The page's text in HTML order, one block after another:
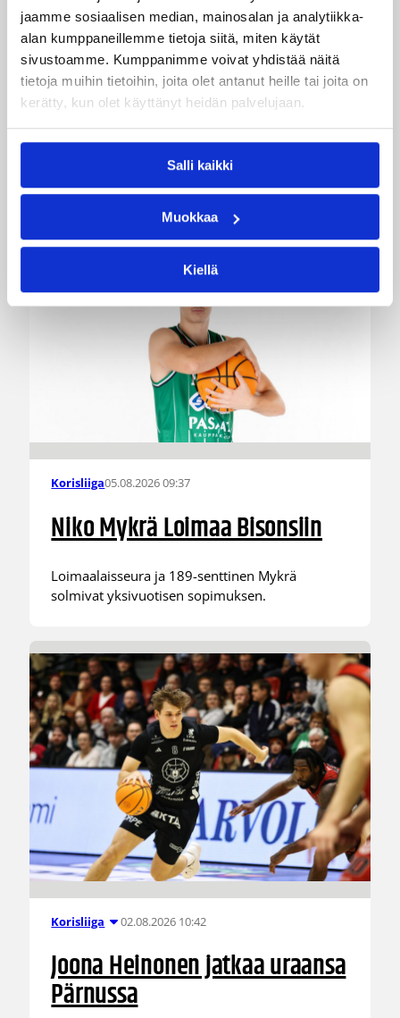
jaamme sosiaalisen median, mainosalan ja analytiikka-
alan kumppaneillemme tietoja siitä, miten käytät
sivustoamme. Kumppanimme voivat yhdistää näitä
tietoja muihin tietoihin, joita olet antanut heille tai joita on
kerätty, kun olet käyttänyt heidän palvelujaan.
Salli kaikki
Muokkaa
Kiellä
kahden pelaajan edestä
Helsinki Seagullsin kokoonpano vahvistuu
kahdella tuoreella kasvolla. Joukkue on tehnyt
tulevan kauden mittaiset sopimukset viime
kaudella Saksan ProA-sarjan Karlsruhe Lionsia
Tyrese Williamsin sekä viime kaudella Kouvoja
edustaneen 32-vuotiaan Timi Puittisen kanssa.
Korisliiga05.08.2026 09:37
Niko Mykrä Loimaa Bisonsiin
Loimaalaisseura ja 189-senttinen Mykrä
solmivat yksivuotisen sopimuksen.
Korisliiga 02.08.2026 10:42
Joona Heinonen jatkaa uraansa
Pärnussa